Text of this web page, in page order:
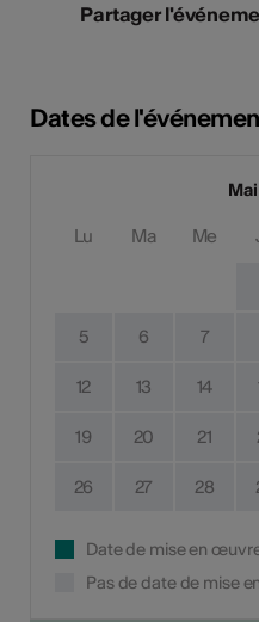
Partager
Dates de
Lu Ma Me
5 6 7
12 13 14
19 20 21
26 27 28
Date de mise en
Pas de date de mise